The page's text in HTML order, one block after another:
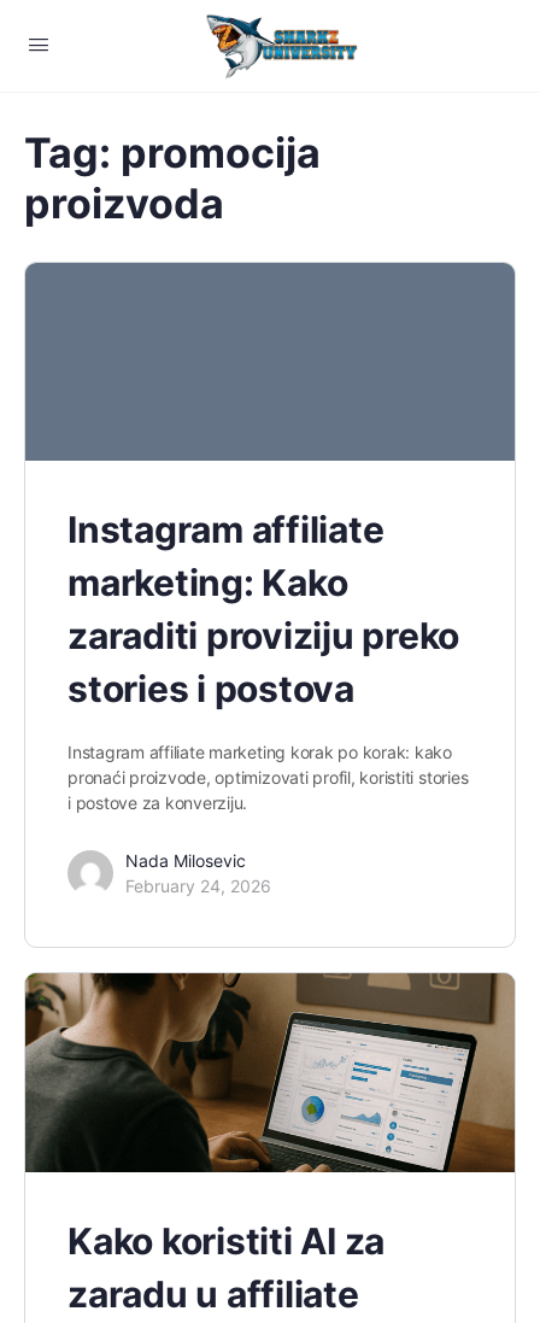
Tag: promocija
proizvoda
Instagram affiliate
marketing: Kako
zaraditi proviziju preko
stories i postova
Instagram affiliate marketing korak po korak: kako
pronaći proizvode, optimizovati profil, koristiti stories
i postove za konverziju.
Nada Milosevic
February 24, 2026
Kako koristiti AI za
zaradu u affiliate